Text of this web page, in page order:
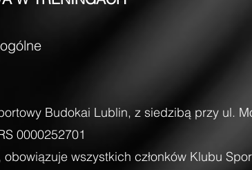
Budokai Lublin, z siedzibą przy ul.
0000252701
wszystkich członków Klubu